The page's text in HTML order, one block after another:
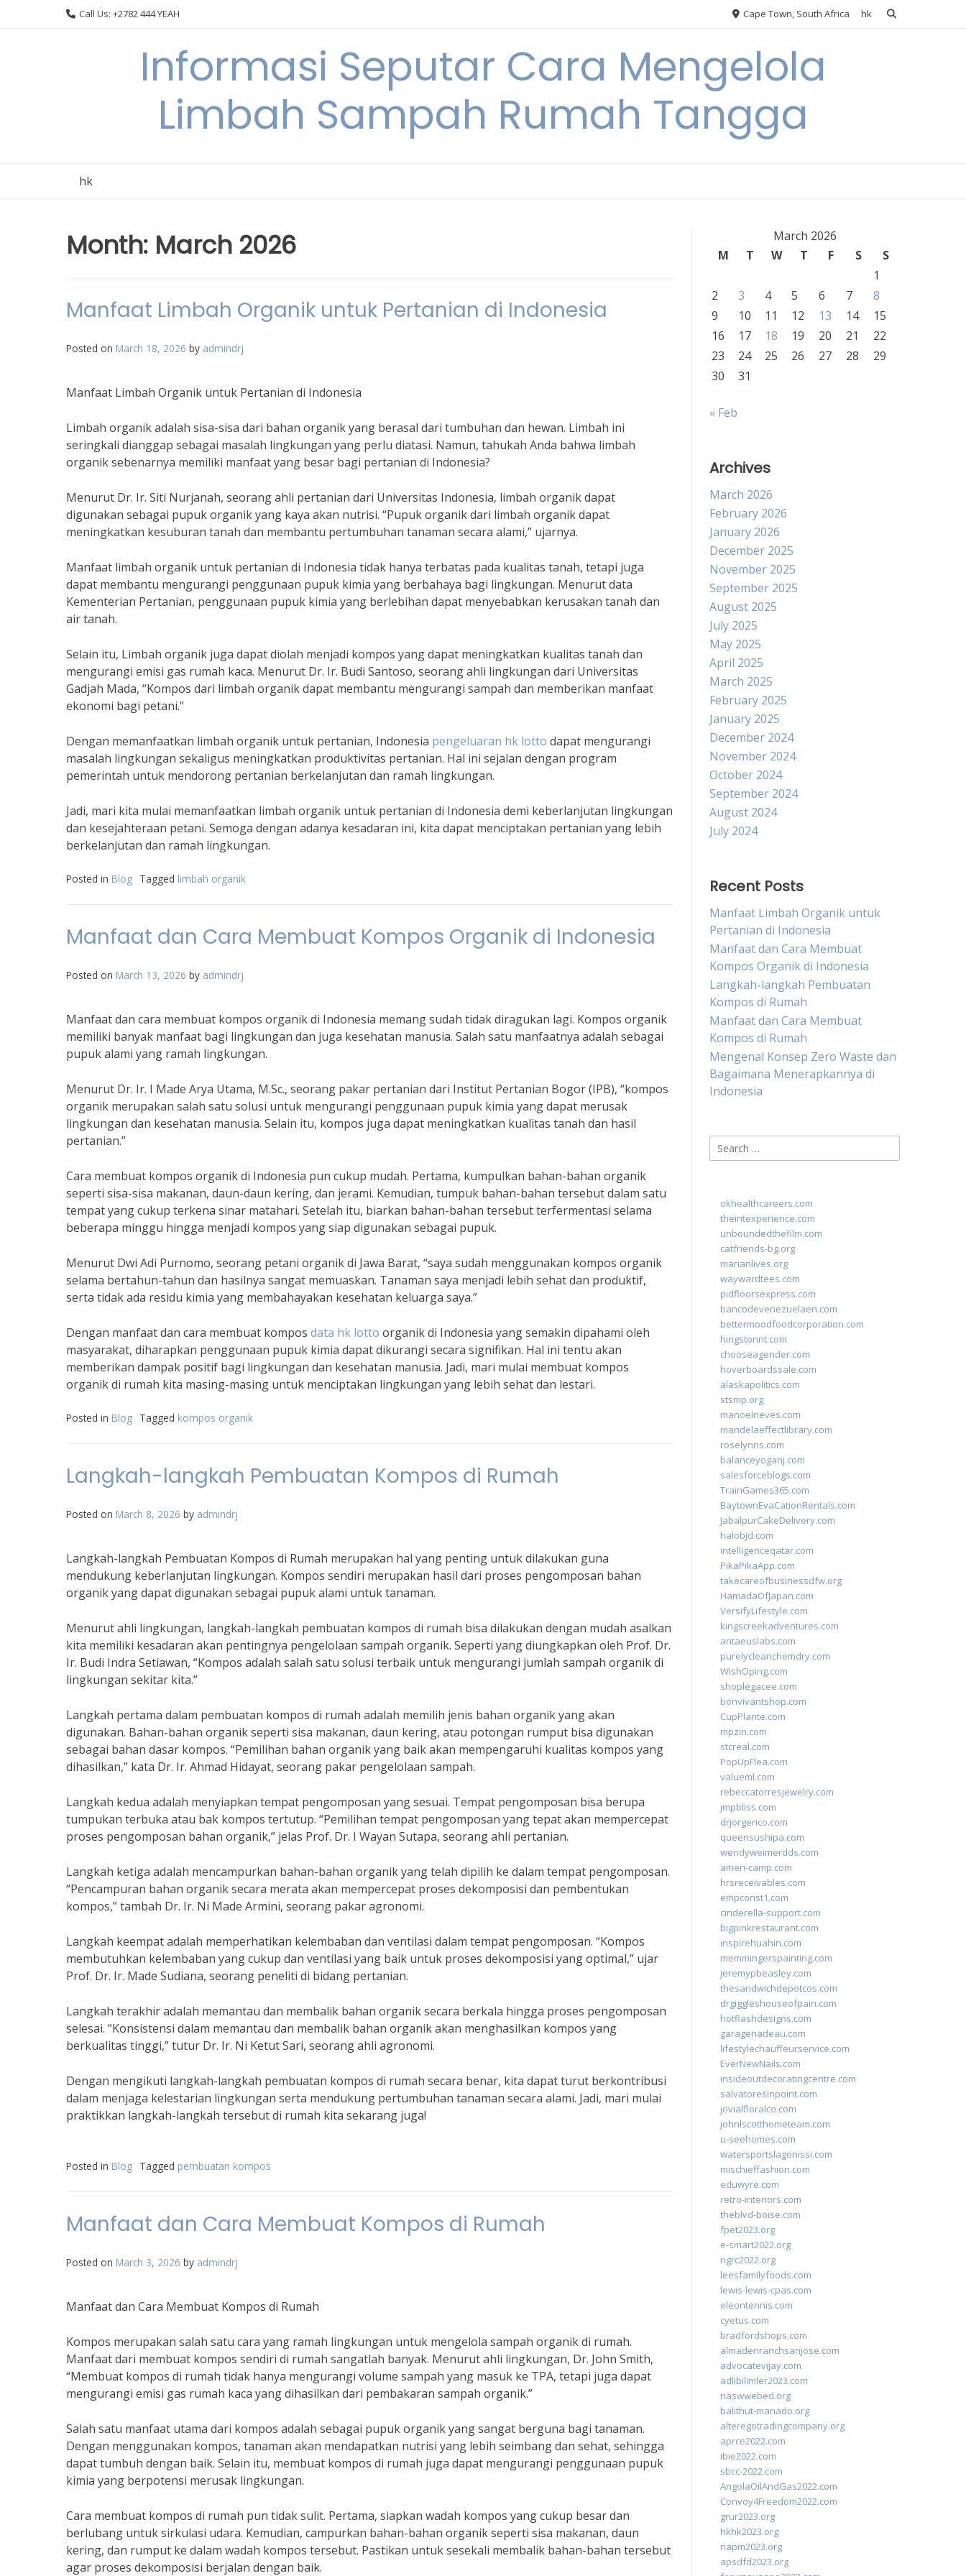
Call Us: +2782 444 YEAH Cape Town, South Africa hk
Informasi Seputar Cara Mengelola
Limbah Sampah Rumah Tangga
hk
Month: March 2026
Manfaat Limbah Organik untuk Pertanian di Indonesia
Posted on March 18, 2026 by admindrj
Manfaat Limbah Organik untuk Pertanian di Indonesia
Limbah organik adalah sisa-sisa dari bahan organik yang berasal dari tumbuhan dan hewan. Limbah ini
seringkali dianggap sebagai masalah lingkungan yang perlu diatasi. Namun, tahukah Anda bahwa limbah
organik sebenarnya memiliki manfaat yang besar bagi pertanian di Indonesia?
Menurut Dr. Ir. Siti Nurjanah, seorang ahli pertanian dari Universitas Indonesia, limbah organik dapat
digunakan sebagai pupuk organik yang kaya akan nutrisi. “Pupuk organik dari limbah organik dapat
meningkatkan kesuburan tanah dan membantu pertumbuhan tanaman secara alami,” ujarnya.
Manfaat limbah organik untuk pertanian di Indonesia tidak hanya terbatas pada kualitas tanah, tetapi juga
dapat membantu mengurangi penggunaan pupuk kimia yang berbahaya bagi lingkungan. Menurut data
Kementerian Pertanian, penggunaan pupuk kimia yang berlebihan dapat menyebabkan kerusakan tanah dan
air tanah.
Selain itu, Limbah organik juga dapat diolah menjadi kompos yang dapat meningkatkan kualitas tanah dan
mengurangi emisi gas rumah kaca. Menurut Dr. Ir. Budi Santoso, seorang ahli lingkungan dari Universitas
Gadjah Mada, “Kompos dari limbah organik dapat membantu mengurangi sampah dan memberikan manfaat
ekonomi bagi petani.”
Dengan memanfaatkan limbah organik untuk pertanian, Indonesia pengeluaran hk lotto dapat mengurangi
masalah lingkungan sekaligus meningkatkan produktivitas pertanian. Hal ini sejalan dengan program
pemerintah untuk mendorong pertanian berkelanjutan dan ramah lingkungan.
Jadi, mari kita mulai memanfaatkan limbah organik untuk pertanian di Indonesia demi keberlanjutan lingkungan
dan kesejahteraan petani. Semoga dengan adanya kesadaran ini, kita dapat menciptakan pertanian yang lebih
berkelanjutan dan ramah lingkungan.
Posted in Blog Tagged limbah organik
Manfaat dan Cara Membuat Kompos Organik di Indonesia
Posted on March 13, 2026 by admindrj
Manfaat dan cara membuat kompos organik di Indonesia memang sudah tidak diragukan lagi. Kompos organik
memiliki banyak manfaat bagi lingkungan dan juga kesehatan manusia. Salah satu manfaatnya adalah sebagai
pupuk alami yang ramah lingkungan.
Menurut Dr. Ir. I Made Arya Utama, M.Sc., seorang pakar pertanian dari Institut Pertanian Bogor (IPB), “kompos
organik merupakan salah satu solusi untuk mengurangi penggunaan pupuk kimia yang dapat merusak
lingkungan dan kesehatan manusia. Selain itu, kompos juga dapat meningkatkan kualitas tanah dan hasil
pertanian.”
Cara membuat kompos organik di Indonesia pun cukup mudah. Pertama, kumpulkan bahan-bahan organik
seperti sisa-sisa makanan, daun-daun kering, dan jerami. Kemudian, tumpuk bahan-bahan tersebut dalam satu
tempat yang cukup terkena sinar matahari. Setelah itu, biarkan bahan-bahan tersebut terfermentasi selama
beberapa minggu hingga menjadi kompos yang siap digunakan sebagai pupuk.
Menurut Dwi Adi Purnomo, seorang petani organik di Jawa Barat, “saya sudah menggunakan kompos organik
selama bertahun-tahun dan hasilnya sangat memuaskan. Tanaman saya menjadi lebih sehat dan produktif,
serta tidak ada residu kimia yang membahayakan kesehatan keluarga saya.”
Dengan manfaat dan cara membuat kompos data hk lotto organik di Indonesia yang semakin dipahami oleh
masyarakat, diharapkan penggunaan pupuk kimia dapat dikurangi secara signifikan. Hal ini tentu akan
memberikan dampak positif bagi lingkungan dan kesehatan manusia. Jadi, mari mulai membuat kompos
organik di rumah kita masing-masing untuk menciptakan lingkungan yang lebih sehat dan lestari.
Posted in Blog Tagged kompos organik
Langkah-langkah Pembuatan Kompos di Rumah
Posted on March 8, 2026 by admindrj
Langkah-langkah Pembuatan Kompos di Rumah merupakan hal yang penting untuk dilakukan guna
mendukung keberlanjutan lingkungan. Kompos sendiri merupakan hasil dari proses pengomposan bahan
organik yang dapat digunakan sebagai pupuk alami untuk tanaman.
Menurut ahli lingkungan, langkah-langkah pembuatan kompos di rumah bisa dilakukan dengan mudah asalkan
kita memiliki kesadaran akan pentingnya pengelolaan sampah organik. Seperti yang diungkapkan oleh Prof. Dr.
Ir. Budi Indra Setiawan, “Kompos adalah salah satu solusi terbaik untuk mengurangi jumlah sampah organik di
lingkungan sekitar kita.”
Langkah pertama dalam pembuatan kompos di rumah adalah memilih jenis bahan organik yang akan
digunakan. Bahan-bahan organik seperti sisa makanan, daun kering, atau potongan rumput bisa digunakan
sebagai bahan dasar kompos. “Pemilihan bahan organik yang baik akan mempengaruhi kualitas kompos yang
dihasilkan,” kata Dr. Ir. Ahmad Hidayat, seorang pakar pengelolaan sampah.
Langkah kedua adalah menyiapkan tempat pengomposan yang sesuai. Tempat pengomposan bisa berupa
tumpukan terbuka atau bak kompos tertutup. “Pemilihan tempat pengomposan yang tepat akan mempercepat
proses pengomposan bahan organik,” jelas Prof. Dr. I Wayan Sutapa, seorang ahli pertanian.
Langkah ketiga adalah mencampurkan bahan-bahan organik yang telah dipilih ke dalam tempat pengomposan.
“Pencampuran bahan organik secara merata akan mempercepat proses dekomposisi dan pembentukan
kompos,” tambah Dr. Ir. Ni Made Armini, seorang pakar agronomi.
Langkah keempat adalah memperhatikan kelembaban dan ventilasi dalam tempat pengomposan. “Kompos
membutuhkan kelembaban yang cukup dan ventilasi yang baik untuk proses dekomposisi yang optimal,” ujar
Prof. Dr. Ir. Made Sudiana, seorang peneliti di bidang pertanian.
Langkah terakhir adalah memantau dan membalik bahan organik secara berkala hingga proses pengomposan
selesai. “Konsistensi dalam memantau dan membalik bahan organik akan menghasilkan kompos yang
berkualitas tinggi,” tutur Dr. Ir. Ni Ketut Sari, seorang ahli agronomi.
Dengan mengikuti langkah-langkah pembuatan kompos di rumah secara benar, kita dapat turut berkontribusi
dalam menjaga kelestarian lingkungan serta mendukung pertumbuhan tanaman secara alami. Jadi, mari mulai
praktikkan langkah-langkah tersebut di rumah kita sekarang juga!
Posted in Blog Tagged pembuatan kompos
Manfaat dan Cara Membuat Kompos di Rumah
Posted on March 3, 2026 by admindrj
Manfaat dan Cara Membuat Kompos di Rumah
Kompos merupakan salah satu cara yang ramah lingkungan untuk mengelola sampah organik di rumah.
Manfaat dari membuat kompos sendiri di rumah sangatlah banyak. Menurut ahli lingkungan, Dr. John Smith,
“Membuat kompos di rumah tidak hanya mengurangi volume sampah yang masuk ke TPA, tetapi juga dapat
mengurangi emisi gas rumah kaca yang dihasilkan dari pembakaran sampah organik.”
Salah satu manfaat utama dari kompos adalah sebagai pupuk organik yang sangat berguna bagi tanaman.
Dengan menggunakan kompos, tanaman akan mendapatkan nutrisi yang lebih seimbang dan sehat, sehingga
dapat tumbuh dengan baik. Selain itu, membuat kompos di rumah juga dapat mengurangi penggunaan pupuk
kimia yang berpotensi merusak lingkungan.
Cara membuat kompos di rumah pun tidak sulit. Pertama, siapkan wadah kompos yang cukup besar dan
berlubang untuk sirkulasi udara. Kemudian, campurkan bahan-bahan organik seperti sisa makanan, daun
kering, dan rumput ke dalam wadah kompos tersebut. Pastikan untuk sesekali membalik bahan-bahan tersebut
agar proses dekomposisi berjalan dengan baik.
March 2026
M
T W T F S
S
1
2
3 4 5 6 7
8
9
10 11 12 13 14
15
16
17 18 19 20 21
22
23
24 25 26 27 28
29
30
31
« Feb
Archives
March 2026
February 2026
January 2026
December 2025
November 2025
September 2025
August 2025
July 2025
May 2025
April 2025
March 2025
February 2025
January 2025
December 2024
November 2024
October 2024
September 2024
August 2024
July 2024
Recent Posts
Manfaat Limbah Organik untuk
Pertanian di Indonesia
Manfaat dan Cara Membuat
Kompos Organik di Indonesia
Langkah-langkah Pembuatan
Kompos di Rumah
Manfaat dan Cara Membuat
Kompos di Rumah
Mengenal Konsep Zero Waste dan
Bagaimana Menerapkannya di
Indonesia
Search
for:
okhealthcareers.com
theintexperience.com
unboundedthefilm.com
catfriends-bg.org
marianlives.org
waywardtees.com
pidfloorsexpress.com
bancodevenezuelaen.com
bettermoodfoodcorporation.com
hingstonnt.com
chooseagender.com
hoverboardssale.com
alaskapolitics.com
stsmp.org
manoelneves.com
mandelaeffectlibrary.com
roselynns.com
balanceyoganj.com
salesforceblogs.com
TrainGames365.com
BaytownEvaCationRentals.com
JabalpurCakeDelivery.com
halobjd.com
intelligenceqatar.com
PikaPikaApp.com
takecareofbusinessdfw.org
HamadaOfJapan.com
VersifyLifestyle.com
kingscreekadventures.com
antaeuslabs.com
purelycleanchemdry.com
WishOping.com
shoplegacee.com
bonvivantshop.com
CupPlante.com
mpzin.com
stcreal.com
PopUpFlea.com
valueml.com
rebeccatorresjewelry.com
jmpbliss.com
drjorgerico.com
queensushipa.com
wendyweimerdds.com
ameri-camp.com
hrsreceivables.com
empconst1.com
cinderella-support.com
bigpinkrestaurant.com
inspirehuahin.com
memmingerspainting.com
jeremypbeasley.com
thesandwichdepotcos.com
drgiggleshouseofpain.com
hotflashdesigns.com
garagenadeau.com
lifestylechauffeurservice.com
EverNewNails.com
insideoutdecoratingcentre.com
salvatoresinpoint.com
jovialfloralco.com
johnlscotthometeam.com
u-seehomes.com
watersportslagonissi.com
mischieffashion.com
eduwyre.com
retro-interiors.com
theblvd-boise.com
fpet2023.org
e-smart2022.org
ngrc2022.org
leesfamilyfoods.com
lewis-lewis-cpas.com
eleontennis.com
cyetus.com
bradfordshops.com
almadenranchsanjose.com
advocatevijay.com
adlibilimler2023.com
naswwebed.org
balithut-manado.org
alteregotradingcompany.org
aprce2022.com
ibie2022.com
sbcc-2022.com
AngolaOilAndGas2022.com
Convoy4Freedom2022.com
grur2023.org
hkhk2023.org
napm2023.org
apsdfd2023.org